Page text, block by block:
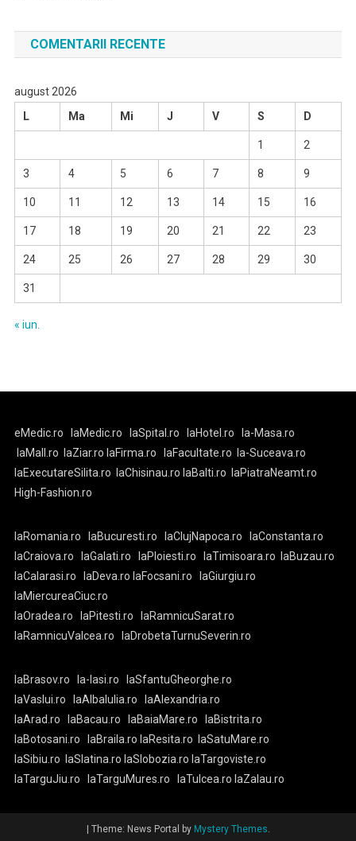
COMENTARII RECENTE
august 2026
L
Ma Mi J V S D
1 2
3 4 5 6 7 8 9
10 11 12 13 14 15 16
17 18 19 20 21 22 23
24 25 26 27 28 29 30
31
« iun.
eMedic.ro laMedic.ro laSpital.ro laHotel.ro
la-Masa.ro
laMall.ro
laZiar.ro laFirma.ro laFacultate.ro
la-Suceava.ro
laExecutareSilita.ro
laChisinau.ro laBalti.ro
laPiatraNeamt.ro
High-Fashion.ro
laRomania.ro laBucuresti.ro laClujNapoca.ro
laConstanta.ro
laCraiova.ro
laGalati.ro laPloiesti.ro laTimisoara.ro
laBuzau.ro
laCalarasi.ro
laDeva.ro laFocsani.ro
laGiurgiu.ro
laMiercureaCiuc.ro
laOradea.ro
laPitesti.ro
laRamnicuSarat.ro
laRamnicuValcea.ro
laDrobetaTurnuSeverin.ro
laBrasov.ro la-Iasi.ro
laSfantuGheorghe.ro
laVaslui.ro
laAlbaIulia.ro
laAlexandria.ro
laArad.ro
laBacau.ro laBaiaMare.ro
laBistrita.ro
laBotosani.ro
laBraila.ro laResita.ro
laSatuMare.ro
laSibiu.ro
laSlatina.ro laSlobozia.ro laTargoviste.ro
laTarguJiu.ro
laTarguMures.ro laTulcea.ro laZalau.ro
Theme: News Portal by Mystery Themes.